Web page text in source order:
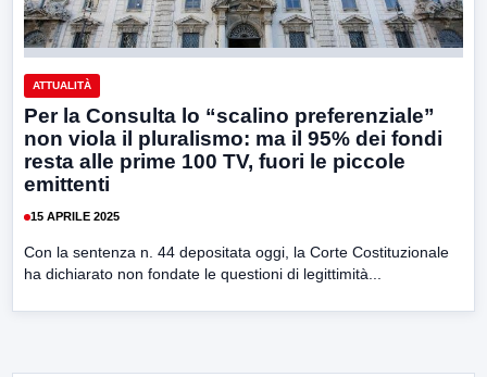
ATTUALITÀ
Per la Consulta lo “scalino preferenziale”
non viola il pluralismo: ma il 95% dei fondi
resta alle prime 100 TV, fuori le piccole
emittenti
15 APRILE 2025
Con la sentenza n. 44 depositata oggi, la Corte Costituzionale
ha dichiarato non fondate le questioni di legittimità...